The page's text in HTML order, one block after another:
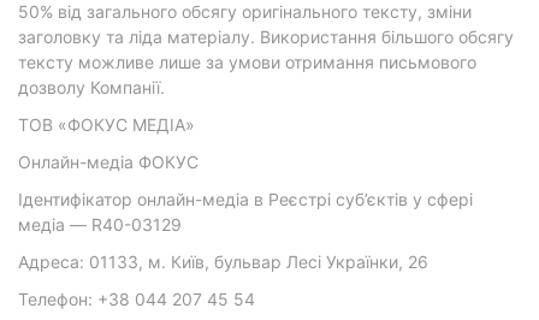
50% від загального обсягу оригінального тексту, зміни
заголовку та ліда матеріалу. Використання більшого обсягу
тексту можливе лише за умови отримання письмового
дозволу Компанії.
ТОВ «ФОКУС МЕДІА»
Онлайн-медіа ФОКУС
Ідентифікатор онлайн-медіа в Реєстрі суб’єктів у сфері
медіа — R40-03129
Адреса: 01133, м. Київ, бульвар Лесі Українки, 26
Телефон: +38 044 207 45 54